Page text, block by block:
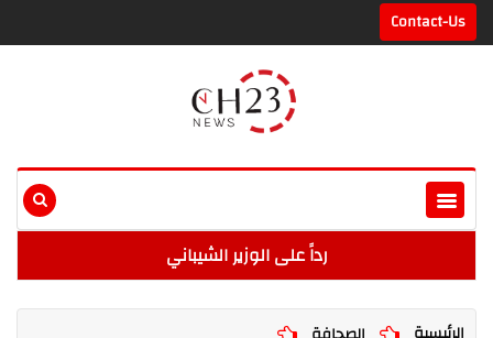
Contact-Us
رداً على الوزير الشيباني